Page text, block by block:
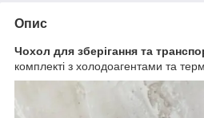
Опис
Чохол для зберігання та
комплекті з холодоагентами та